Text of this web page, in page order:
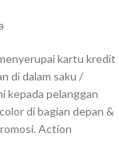
kartu kredit
di dalam saku /
kepada pelanggan
di bagian depan &
Action